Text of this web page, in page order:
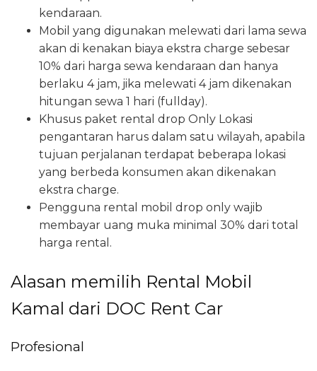
kendaraan.
Mobil yang digunakan melewati dari lama sewa
akan di kenakan biaya ekstra charge sebesar
10% dari harga sewa kendaraan dan hanya
berlaku 4 jam, jika melewati 4 jam dikenakan
hitungan sewa 1 hari (fullday).
Khusus paket rental drop Only Lokasi
pengantaran harus dalam satu wilayah, apabila
tujuan perjalanan terdapat beberapa lokasi
yang berbeda konsumen akan dikenakan
ekstra charge.
Pengguna rental mobil drop only wajib
membayar uang muka minimal 30% dari total
harga rental.
Alasan memilih Rental Mobil
Kamal dari DOC Rent Car
Profesional